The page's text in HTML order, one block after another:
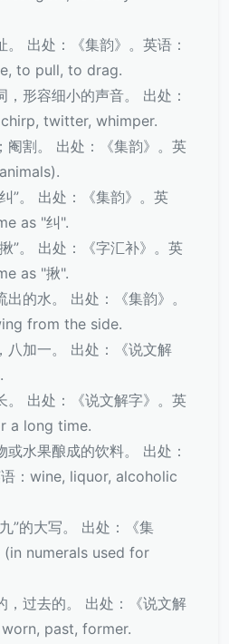
出处：《集韵》。英语：
to pull, to drag.
形容细小的声音。 出处：
chirp, twitter, whimper.
阉割。 出处：《集韵》。英
”。 出处：《集韵》。英
as "纠".
”。 出处：《字汇补》。英
as "揪".
的水。 出处：《集韵》。
from the side.
八加一。 出处：《说文解
。 出处：《说文解字》。英
a long time.
水果酿成的饮料。 出处：
语：wine, liquor, alcoholic
”的大写。 出处：《集
(in numerals used for
，过去的。 出处：《说文解
past, former.